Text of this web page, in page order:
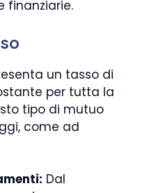
finanziarie.
un tasso di
per tutta la
tipo di mutuo
come ad
Dal